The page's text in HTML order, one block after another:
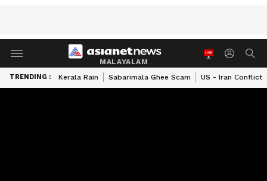
MALAYALAM
TRENDING : Kerala Rain Sabarimala Ghee Scam US - Iran Conflict